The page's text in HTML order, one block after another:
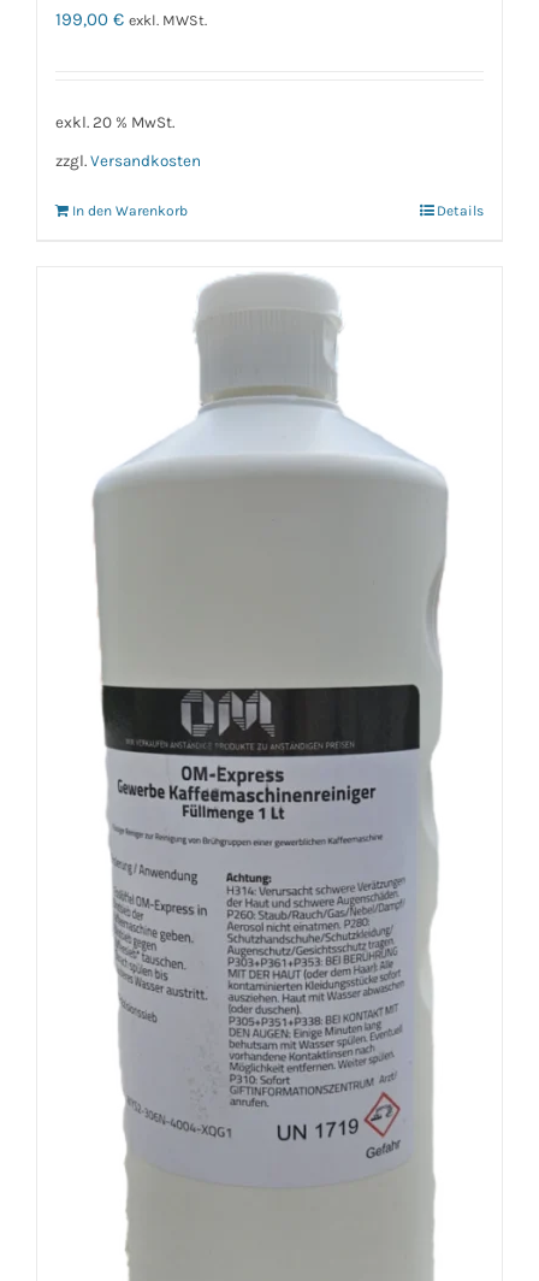
199,00 € exkl. MWSt.
exkl. 20 % MwSt.
zzgl. Versandkosten
In den Warenkorb Details